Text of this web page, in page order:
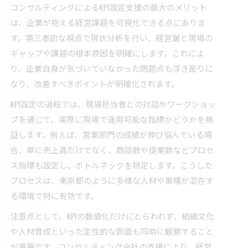
KPI達成率向上を実現するコンサルの戦術
コンサルティングが強みを発揮するKPI戦略
例
主要KPIの選び方とコンサルの実践事例
コンサルが解説する主要KPIの選定基準
東京都企業で効果を発揮したKPI実践事例
コンサルによるKPI選定と活用の具体的流れ
成功事例から読み解くKPI設定とコンサル連
携
コンサルティング現場で注目されるKPI改善
法
東京都ならではのKPI事例とコンサルの役割
東京都企業に特化したKPI事例をコンサルが
紹介
コンサルティングによるKPI設定支援の最大のメリット
は、企業が抱える経営課題を可視化できる点にありま
す。第三者的な視点で現状分析を行い、経営層と現場の
ギャップや課題の根本原因を明確にします。これによ
り、企業自身が気づいていなかった問題点も浮き彫りに
なり、改善すべきポイントが明確化されます。
KPI設定の過程では、現場担当者との対話やワークショッ
プを通じて、実際に現場で運用可能な指標かどうかを検
証します。例えば、営業部門の成績が伸び悩んでいる場
合、単に売上高だけでなく、商談数や提案数などプロセ
ス指標も設定し、ボトルネックを特定します。こうした
プロセスは、東京都のように多様な人材や業種が混在す
る環境で特に有効です。
注意点として、KPIの数値化だけにとらわれず、組織文化
や人材育成といった定性的な側面も同時に観察すること